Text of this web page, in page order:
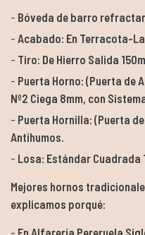
Bóveda de barro
Acabado: En Terracota-
Tiro: De Hierro Salida
Puerta Horno: (Puerta de
Nº2 Ciega 8mm, con
Puerta Hornilla: (Puerta
Antihumos.
Losa: Estándar Cuadrada
Mejores hornos
explicamos porqué:
En Alfarería Pereruela